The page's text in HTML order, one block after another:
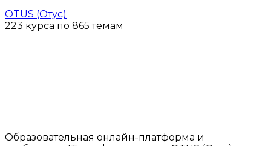
OTUS (Отус)
223 курса по 865 темам
Образовательная онлайн-платформа и